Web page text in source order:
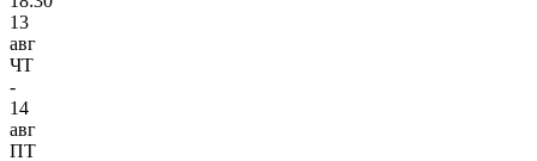
13
авг
ЧТ
-
14
авг
ПТ